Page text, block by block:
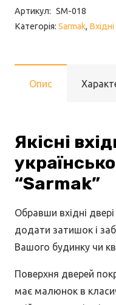
Ауріс
кількість
Артикул: SM-018
Категорія: Sarmak,
Опис
Якісні
“Sarmak”
Обравши вхідні
додати затишок і
Вашого будинку чи
Поверхня дверей
має малюнок в